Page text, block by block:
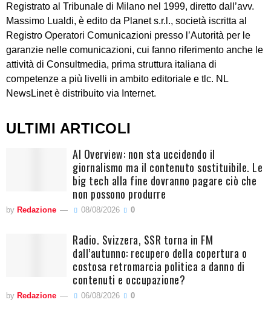
Registrato al Tribunale di Milano nel 1999, diretto dall’avv.
Massimo Lualdi, è edito da Planet s.r.l., società iscritta al
Registro Operatori Comunicazioni presso l’Autorità per le
garanzie nelle comunicazioni, cui fanno riferimento anche le
attività di Consultmedia, prima struttura italiana di
competenze a più livelli in ambito editoriale e tlc. NL
NewsLinet è distribuito via Internet.
ULTIMI ARTICOLI
AI Overview: non sta uccidendo il
giornalismo ma il contenuto sostituibile. Le
big tech alla fine dovranno pagare ciò che
non possono produrre
by Redazione 08/08/2026 0
Radio. Svizzera, SSR torna in FM
dall’autunno: recupero della copertura o
costosa retromarcia politica a danno di
contenuti e occupazione?
by Redazione 06/08/2026 0